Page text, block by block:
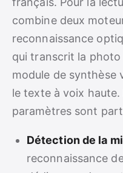
combine deux
reconnaissance
qui transcrit la
module de synthèse
le texte à voix haute.
paramètres sont
Détection de la
reconnaissance